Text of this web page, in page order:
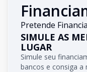
Pretende
SIMULE AS
LUGAR
Simule seu
bancos e consiga a